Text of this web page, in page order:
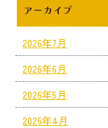
アーカイブ
2026年7月
2026年6月
2026年5月
2026年4月